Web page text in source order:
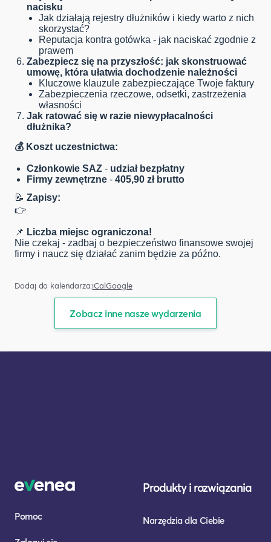
nacisku
Jak działają rejestry dłużników i kiedy warto z nich
skorzystać?
Reputacja kontra gotówka - jak naciskać zgodnie z
prawem
Zabezpiecz się na przyszłość: jak skonstruować
umowę, która ułatwia dochodzenie należności
Kluczowe klauzule zabezpieczające Twoje faktury
Zabezpieczenia rzeczowe, odsetki, zastrzeżenia
własności
Jak ratować się w razie niewypłacalności
dłużnika?
💰 Koszt uczestnictwa:
Członkowie SAZ - udział bezpłatny
Firmy zewnętrzne - 405,90 zł brutto
📝 Zapisy:
👉
📌 Liczba miejsc ograniczona!
Nie czekaj - zadbaj o bezpieczeństwo finansowe swojej
firmy i naucz się działać zanim będzie za późno.
Dodaj do kalendarza:iCalGoogle
Zobacz inne nasze wydarzenia
Pomoc
Produkty i rozwiązania
Narzędzia dla Ciebie